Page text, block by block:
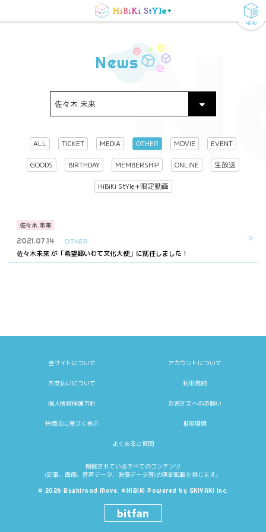
MENU
News
ALL TICKET MEDIA OTHER MOVIE EVENT
GOODS BIRTHDAY MEMBERSHIP ONLINE 生放送
HiBiKi StYle+限定動画
佐々木 未来
2021.07.14 OTHER
佐々木未来 が「希望郷いわて文化大使」に就任しました！
当サイトについて アカウントについて
お支払いについて 利用規約
個人情報保護方針 お客さまへのお願い
特商法に基づく表示 推奨環境
よくあるご質問
掲載されているすべてのコンテンツ
(記事、画像、音声データ、映像データ等)の無断転載を禁じます。
© 2026 Bushiroad Move. ©HiBiKi Powered by SKIYAKI Inc.